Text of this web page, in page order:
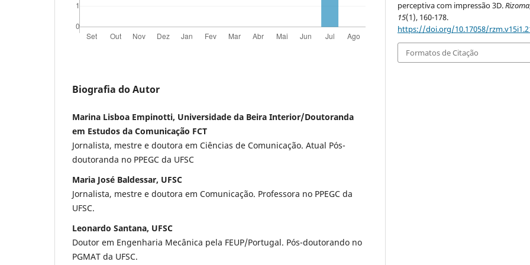
Biografia do Autor
Marina Lisboa Empinotti, Universidade da Beira Interior/Doutoranda
em Estudos da Comunicação FCT
Jornalista, mestre e doutora em Ciências de Comunicação. Atual Pós-
doutoranda no PPEGC da UFSC
Maria José Baldessar, UFSC
Jornalista, mestre e doutora em Comunicação. Professora no PPEGC da
UFSC.
Leonardo Santana, UFSC
Doutor em Engenharia Mecânica pela FEUP/Portugal. Pós-doutorando no
PGMAT da UFSC.
perceptiva com impressão 3D.Rizoma
15(1), 160-178.
https://doi.org/10.17058/
Formatos de Citação